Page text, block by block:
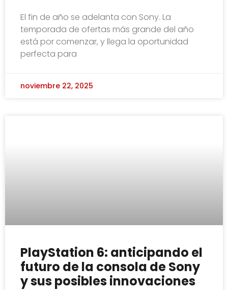
El fin de año se adelanta con Sony. La
temporada de ofertas más grande del año
está por comenzar, y llega la oportunidad
perfecta para
noviembre 22, 2025
PlayStation 6: anticipando el
futuro de la consola de Sony
y sus posibles innovaciones